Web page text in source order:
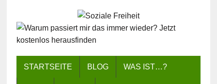
STARTSEITE BLOG WAS IST…?